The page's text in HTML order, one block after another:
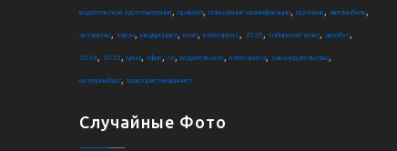
водительское удостоверение правила повышение квалификации грузовик автомобиль
экзамены закон квадроцикл коап категория c 2025 сибирский тракт автобус
2024 2023 цена офис ce водительское категория d законодательство
екатеринбург тракторист-машинист
Случайные Фото